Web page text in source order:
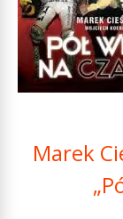
Marek